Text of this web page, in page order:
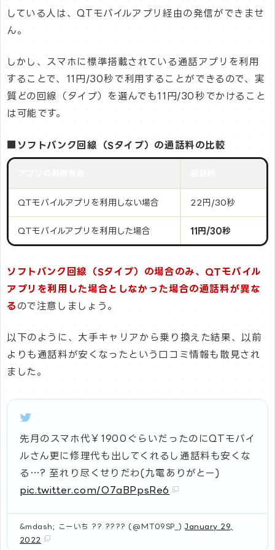
している人は、QTモバイルアプリ経由の発信ができませ
ん。
しかし、スマホに標準搭載されている通話アプリを利用
することで、11円/30秒で利用することができるので、実
質どの回線（タイプ）を選んでも11円/30秒でかけること
は可能です。
■ソフトバンク回線（Sタイプ）の通話料の比較
QTモバイルアプリを利用しない場合 22円/30秒
QTモバイルアプリを利用した場合 11円/30秒
ソフトバンク回線（Sタイプ）の場合のみ、QTモバイル
アプリを利用した場合としなかった場合の通話料が異な
る ので注意しましょう。
以下のように、大手キャリアから乗り換えた結果、以前
よりも通話料が安くなったという口コミ情報も散見され
ました。
先月のスマホ代￥1900ぐらいだったのにQTモバイ
ルさん更に修理代も出してくれるし通話料も安くな
る…? 至れり尽くせりだわ(九電ありがとー)
pic.twitter.com/O7aBPpsRe6
&mdash; こーいち ?? ???? (@MT09SP_)January 29,
2022